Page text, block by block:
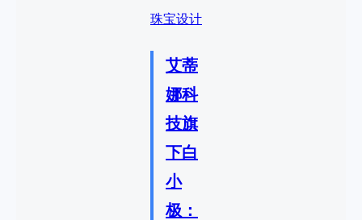
珠宝设计
艾蒂
娜科
技旗
下白
小
极：